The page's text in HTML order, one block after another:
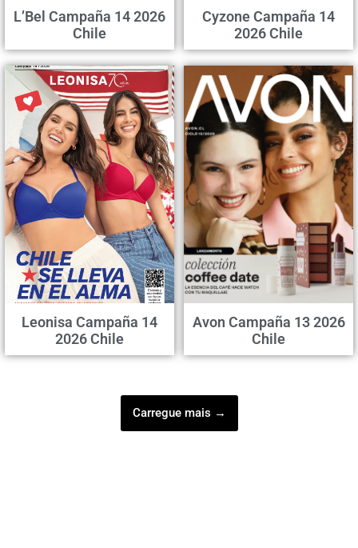
L’Bel Campaña 14 2026
Chile
Cyzone Campaña 14
2026 Chile
Leonisa Campaña 14
2026 Chile
Avon Campaña 13 2026
Chile
Carregue mais →